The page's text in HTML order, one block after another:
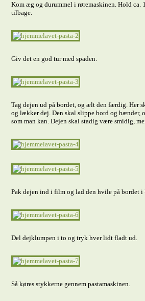
Kom æg og durummel i røremaskinen. Hold ca.
tilbage.
Giv det en god tur med spaden.
Tag dejen ud på bordet, og ælt den færdig. Her
og lækker dej. Den skal slippe bord og hænder,
som man kan. Dejen skal stadig være smidig,
Pak dejen ind i film og lad den hvile på bordet
Del dejklumpen i to og tryk hver lidt fladt ud.
Så køres stykkerne gennem pastamaskinen.